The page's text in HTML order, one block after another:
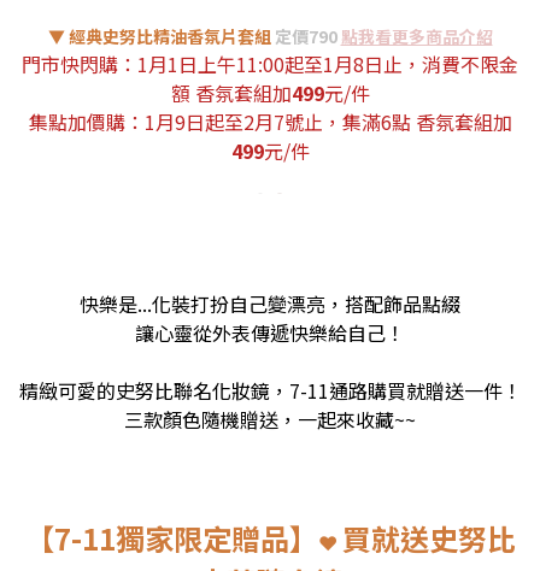
▼ 經典史努比精油香氛片套組 定價790 點我看更多商品介紹
門市快閃購： 1月1日上午11:00起至1月8日止 ，消費不限金
額 香氛套組加499元/件
集點加價購：1月9日起至2月7號止，集滿6點 香氛套組加
499元/件
快樂是...化裝打扮自己變漂亮，搭配飾品點綴
讓心靈從外表傳遞快樂給自己！
精緻可愛的史努比聯名化妝鏡，7-11通路購買就贈送一件！
三款顏色隨機贈送，一起來收藏~~
【7-11獨家限定贈品】 ❤ 買就送史努比